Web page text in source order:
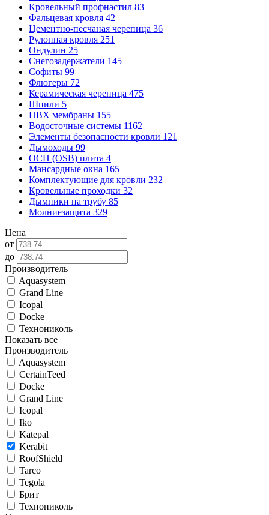
Кровельный профнастил 83
Фальцевая кровля 42
Цементно-песчаная черепица 36
Рулонная кровля 251
Ондулин 25
Снегозадержатели 145
Софиты 99
Флюгеры 72
Керамическая черепица 475
Шпили 5
ПВХ мембраны 155
Водосточные системы 1162
Элементы безопасности кровли 121
Дымоходы 99
ОСП (OSB) плита 4
Мансардные окна 165
Комплектующие для кровли 232
Кровельные проходки 32
Дымники на трубу 85
Молниезащита 329
Цена
от
до
Производитель
Aquasystem
Grand Line
Icopal
Docke
Технониколь
Показать все
Производитель
Aquasystem
CertainTeed
Docke
Grand Line
Icopal
Iko
Katepal
Kerabit
RoofShield
Tarco
Tegola
Брит
Технониколь